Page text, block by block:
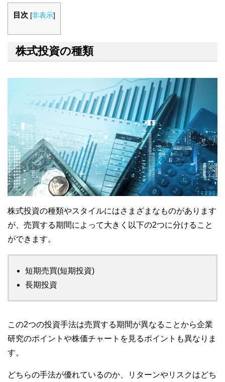
目次 [非表示]
株式投資の種類
株式投資の種類やスタイルにはさまざまなものがあります
が、売買する期間によって大きく以下の2つに分けること
ができます。
短期売買(短期投資)
長期投資
この2つの投資手法は売買する期間が異なることから企業
研究のポイントや株価チャートを見るポイントも異なりま
す。
どちらの手法が優れているのか、リターンやリスクはどち